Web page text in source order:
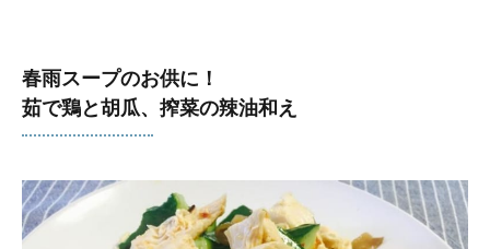
春雨スープのお供に！
茹で鶏と胡瓜、搾菜の辣油和え